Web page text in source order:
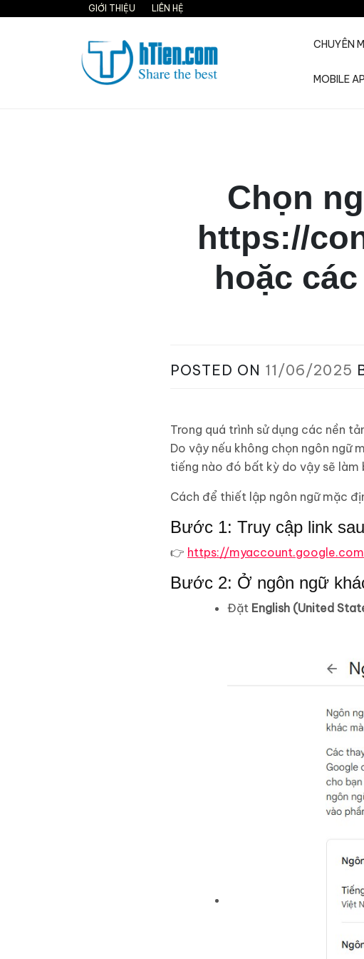
GIỚI THIỆU LIÊN HỆ
CHUYÊN
MOBILE
Chọn
https://
hoặc
POSTED ON 11/06/2025
Trong quá trình sử dụng các nền
Do vậy nếu không chọn ngôn ngữ
tiếng nào đó bất kỳ do vậy sẽ làm
Cách để thiết lập ngôn ngữ mặc
Bước 1: Truy cập link sau
👉 https://
Bước 2: Ở ngôn ngữ
Đặt English (United